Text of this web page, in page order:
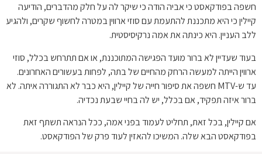
חשפה בפודקאסט כי אביה הודה כי שיקר לה על חלק מהדברים, הודיעה
קיילין כי היא מתכננת להתעמת עם סוזי ארווין במטרה לחשוף שקרים, ולהגיע
ללב העניין. היא כינתה את אמה נרקיסיסטית.
בעוד שעדיין לא ברור מועד הפגישה המתוכננת, או אם תתרחש בכלל, סוזי
ארווין הייתה למעשה הרחק מהחיים של בתה, לפחות בעשורים האחרונים.
עד ש-MTV חשפה את סיפור חייה של קיילין, היא כבר לא התגוררה איתה. לא
ברור איזה תפקיד, אם בכלל, יש לה בחיי שבעת נכדיה.
אם קיילין, בכל זאת, תחליט לעמוד בפני אמה, ככל הנראה תשתף זאת
בפודקאסט הבא שלה. המשיכו להאזין לעוד פרק של הפודקאסט.